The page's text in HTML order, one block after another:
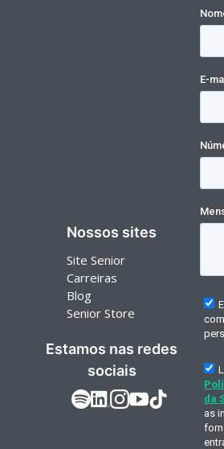
Nossos sites
Site Senior
Carreiras
Blog
Senior Store
Estamos nas redes
sociais